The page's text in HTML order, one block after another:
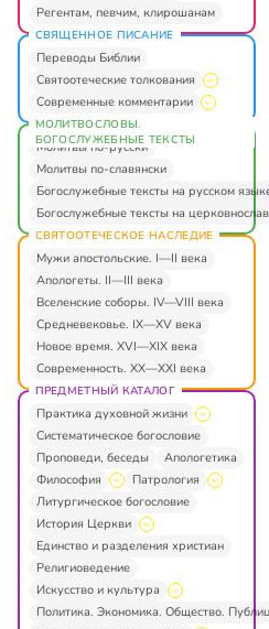
Регентам, певчим, клирошанам
СВЯЩЕННОЕ ПИСАНИЕ
Переводы Библии
Святоотеческие толкования
Современные комментарии
МОЛИТВОСЛОВЫ.
БОГОСЛУЖЕБНЫЕ ТЕКСТЫ
Молитвы по-русски
Молитвы по-славянски
Богослужебные тексты на русском
Богослужебные тексты на
СВЯТООТЕЧЕСКОЕ НАСЛЕДИЕ
Мужи апостольские. I—II века
Апологеты. II—III века
Вселенские соборы. IV—VIII века
Средневековье. IX—XV века
Новое время. XVI—XIX века
Современность. XX—XXI века
ПРЕДМЕТНЫЙ КАТАЛОГ
Практика духовной жизни
Систематическое богословие
Проповеди, беседы
Апологетика
Философия
Патрология
Литургическое богословие
История Церкви
Единство и разделения христиан
Религиоведение
Искусство и культура
Политика. Экономика. Общество.